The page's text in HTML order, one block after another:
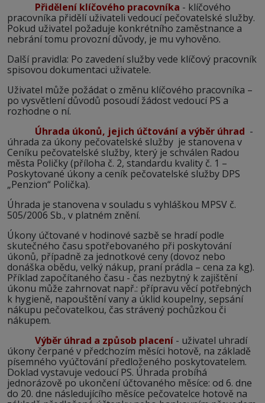
Přidělení klíčového pracovníka - klíčového
pracovníka přidělí uživateli vedoucí pečovatelské služby.
Pokud uživatel požaduje konkrétního zaměstnance a
nebrání tomu provozní důvody, je mu vyhověno.
Další pravidla: Po zavedení služby vede klíčový pracovník
spisovou dokumentaci uživatele.
Uživatel může požádat o změnu klíčového pracovníka –
po vysvětlení důvodů posoudí žádost vedoucí PS a
rozhodne o ní.
Úhrada úkonů, jejich účtování a výběr úhrad -
úhrada za úkony pečovatelské služby je stanovena v
Ceníku pečovatelské služby, který je schválen Radou
města Poličky (příloha č. 2, standardu kvality č. 1 –
Poskytované úkony a ceník pečovatelské služby DPS
„Penzion“ Polička).
Úhrada je stanovena v souladu s vyhláškou MPSV č.
505/2006 Sb., v platném znění.
Úkony účtované v hodinové sazbě se hradí podle
skutečného času spotřebovaného při poskytování
úkonů, případně za jednotkové ceny (dovoz nebo
donáška obědu, velký nákup, praní prádla – cena za kg).
Příklad započítaného času - čas nezbytný k zajištění
úkonu může zahrnovat např.: přípravu věcí potřebných
k hygieně, napouštění vany a úklid koupelny, sepsání
nákupu pečovatelkou, čas strávený pochůzkou či
nákupem.
Výběr úhrad a způsob placení - uživatel uhradí
úkony čerpané v předchozím měsíci hotově, na základě
písemného vyúčtování předloženého poskytovatelem.
Doklad vystavuje vedoucí PS. Úhrada probíhá
jednorázově po ukončení účtovaného měsíce: od 6. dne
do 20. dne následujícího měsíce pečovatelce hotově na